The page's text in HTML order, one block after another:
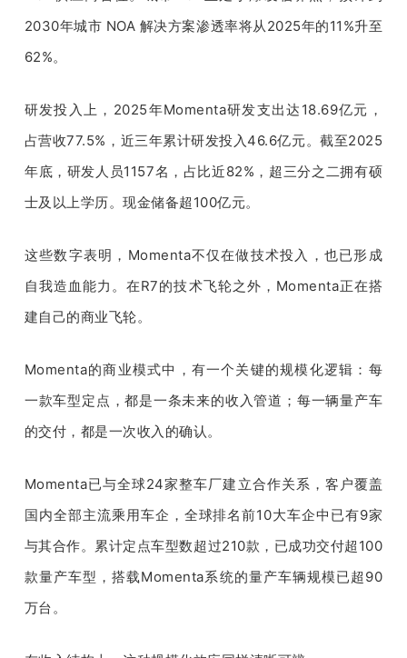
2030年城市 NOA 解决方案渗透率将从2025年的11%升至
62%。
研发投入上，2025年Momenta研发支出达18.69亿元，
占营收77.5%，近三年累计研发投入46.6亿元。截至2025
年底，研发人员1157名，占比近82%，超三分之二拥有硕
士及以上学历。现金储备超100亿元。
这些数字表明，Momenta不仅在做技术投入，也已形成
自我造血能力。在R7的技术飞轮之外，Momenta正在搭
建自己的商业飞轮。
Momenta的商业模式中，有一个关键的规模化逻辑：每
一款车型定点，都是一条未来的收入管道；每一辆量产车
的交付，都是一次收入的确认。
Momenta已与全球24家整车厂建立合作关系，客户覆盖
国内全部主流乘用车企，全球排名前10大车企中已有9家
与其合作。累计定点车型数超过210款，已成功交付超100
款量产车型，搭载Momenta系统的量产车辆规模已超90
万台。